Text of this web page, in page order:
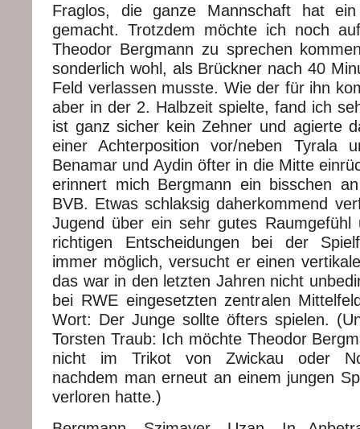
Fraglos, die ganze Mannschaft hat
gemacht. Trotzdem möchte ich noch
Theodor Bergmann zu sprechen
sonderlich wohl, als Brückner nach 40
Feld verlassen musste. Wie der für ihn
aber in der 2. Halbzeit spielte, fand ich
ist ganz sicher kein Zehner und agierte
einer Achterposition vor/neben Tyrala
Benamar und Aydin öfter in die Mitte
erinnert mich Bergmann ein bisschen
BVB. Etwas schlaksig daherkommend
Jugend über ein sehr gutes
richtigen Entscheidungen bei der
immer möglich, versucht er einen
das war in den letzten Jahren nicht
bei RWE eingesetzten zentralen
Wort: Der Junge sollte öfters spielen.
Torsten Traub: Ich möchte Theodor
nicht im Trikot von Zwickau oder
nachdem man erneut an einem jungen
verloren hatte.)